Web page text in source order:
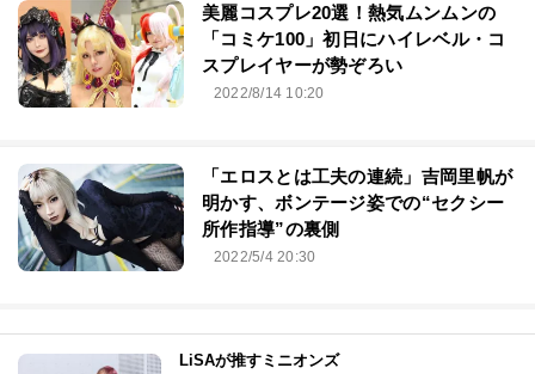
美麗コスプレ20選！熱気ムンムンの
「コミケ100」初日にハイレベル・コ
スプレイヤーが勢ぞろい
2022/8/14 10:20
「エロスとは工夫の連続」吉岡里帆が
明かす、ボンテージ姿での“セクシー
所作指導”の裏側
2022/5/4 20:30
LiSAが推すミニオンズ